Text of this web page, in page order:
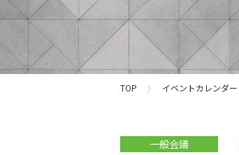
TOP イベントカレンダー
一般会議